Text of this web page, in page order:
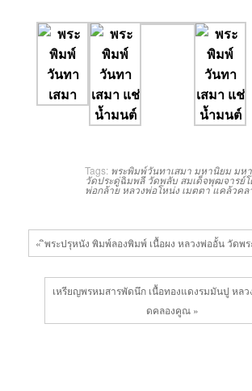
Tags: พระพิมพ์วันทาเสมา มหานิยม มห
วัดประดู่ฉิมพลี วัดพลับ สมเด็จพุฒจารย์
พ่อกล้าย หลวงพ่อโหน่ง เมตตาแคล้วคล
« ิพระปรุหนัง พิมพ์ลองพิมพ์ เนื้อผง หลวงพ่ออั้น วัดพ
เหรียญพรหมสารพัดนึก เนื้อทองแดงรมมันปู หล
ดคลองคูณ »